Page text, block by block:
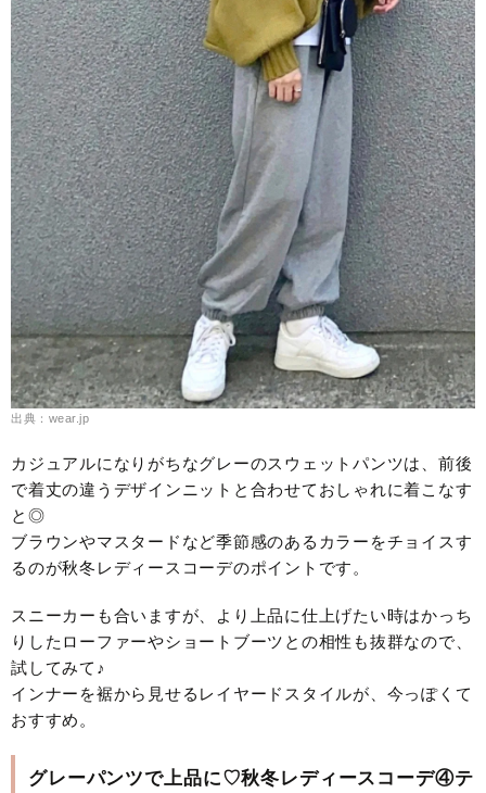
出典：wear.jp
カジュアルになりがちなグレーのスウェットパンツは、前後
で着丈の違うデザインニットと合わせておしゃれに着こなす
と◎
ブラウンやマスタードなど季節感のあるカラーをチョイスす
るのが秋冬レディースコーデのポイントです。
スニーカーも合いますが、より上品に仕上げたい時はかっち
りしたローファーやショートブーツとの相性も抜群なので、
試してみて♪
インナーを裾から見せるレイヤードスタイルが、今っぽくて
おすすめ。
グレーパンツで上品に♡秋冬レディースコーデ④テ